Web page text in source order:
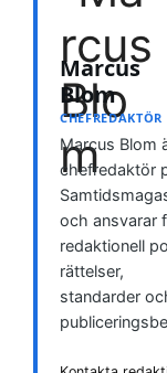
Marcus
Blom
CHEFREDAKTÖR
Marcus Blom
chefredaktör
och ansvarar
redaktionell
rättelser,
standarder